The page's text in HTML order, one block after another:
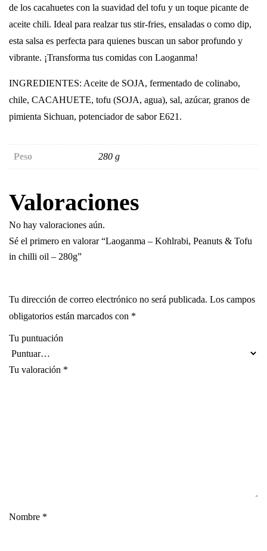
de los cacahuetes con la suavidad del tofu y un toque picante de
aceite chili. Ideal para realzar tus stir-fries, ensaladas o como dip,
esta salsa es perfecta para quienes buscan un sabor profundo y
vibrante. ¡Transforma tus comidas con Laoganma!
INGREDIENTES: Aceite de SOJA, fermentado de colinabo,
chile, CACAHUETE, tofu (SOJA, agua), sal, azúcar, granos de
pimienta Sichuan, potenciador de sabor E621.
Peso 280 g
Valoraciones
No hay valoraciones aún.
Sé el primero en valorar “Laoganma – Kohlrabi, Peanuts & Tofu
in chilli oil – 280g”
Tu dirección de correo electrónico no será publicada. Los campos
obligatorios están marcados con *
Tu puntuación
Tu valoración *
Nombre *